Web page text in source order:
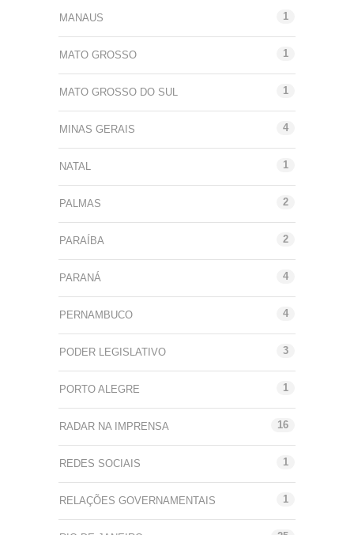
MANAUS 1
MATO GROSSO 1
MATO GROSSO DO SUL 1
MINAS GERAIS 4
NATAL 1
PALMAS 2
PARAÍBA 2
PARANÁ 4
PERNAMBUCO 4
PODER LEGISLATIVO 3
PORTO ALEGRE 1
RADAR NA IMPRENSA 16
REDES SOCIAIS 1
RELAÇÕES GOVERNAMENTAIS 1